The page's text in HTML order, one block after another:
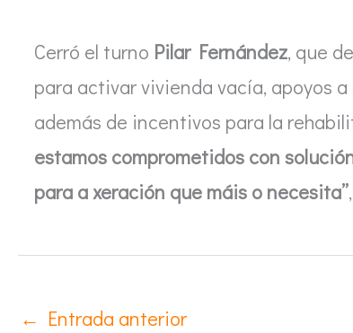
Cerró el turno Pilar Fernández, que
para activar vivienda vacía, apoyos
además de incentivos para la
estamos comprometidos con
para a xeración que máis o necesita”
← Entrada anterior